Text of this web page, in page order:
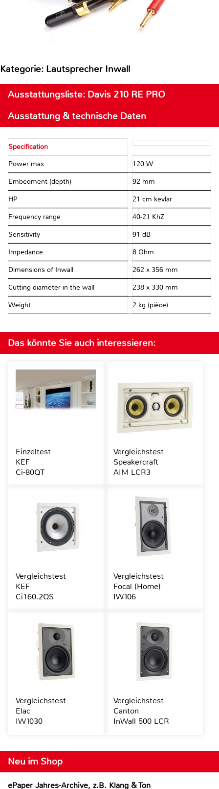
Kategorie: Lautsprecher Inwall
Ausstattungsliste: Davis 210 RE PRO
Ausstattung & technische Daten
Specification
Power max 120 W
Embedment (depth) 92 mm
HP 21 cm kevlar
Frequency range 40-21 KhZ
Sensitivity 91 dB
Impedance 8 Ohm
Dimensions of Inwall 262 x 356 mm
Cutting diameter in the wall 238 x 330 mm
Weight 2 kg (pièce)
Neu im Shop
ePaper Jahres-Archive, z.B. Klang & Ton
Das könnte Sie auch interessieren:
Einzeltest
KEF
Ci-80QT
Vergleichstest
Speakercraft
AIM LCR3
Vergleichstest
KEF
Ci160.2QS
Vergleichstest
Focal (Home)
IW106
Vergleichstest
Elac
IW1030
Vergleichstest
Canton
InWall 500 LCR